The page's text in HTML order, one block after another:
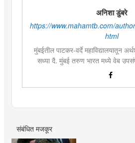
अनिशा डुंबरे
https://www.mahamtb.com/
html
मुंबईतील पाटकर-वर्दे महाविद्यालयातून
सध्या दै. मुंबई तरुण भारत मध्ये वेब
लिखाण, वाचन आणि निवेदनाची विशेष
इतिहास, राजकारण, आणि मनोरंजन
संबंधित मजकूर